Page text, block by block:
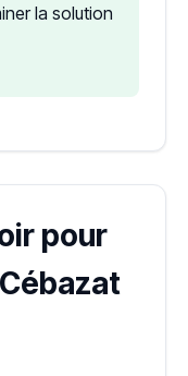
la solution
pour